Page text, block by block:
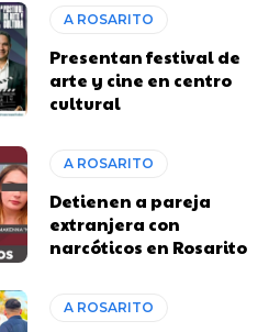
A ROSARITO
Presentan festival de
arte y cine en centro
cultural
A ROSARITO
Detienen a pareja
extranjera con
narcóticos en Rosarito
A ROSARITO